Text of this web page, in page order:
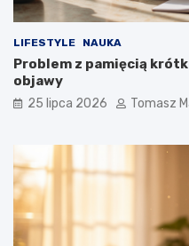
LIFESTYLE NAUKA
Problem z pamięcią
objawy
25 lipca 2026 Tomasz